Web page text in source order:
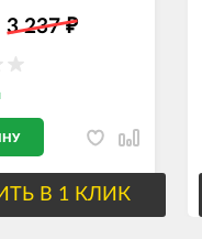
3 237₽
В 1 КЛИК